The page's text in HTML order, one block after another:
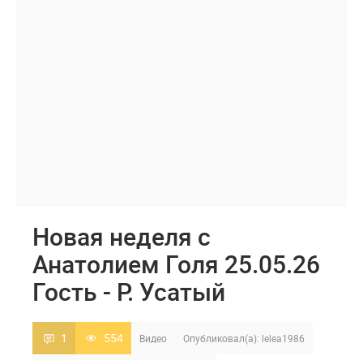
Новая неделя с
Анатолием Голя 25.05.26
Гость - Р. Усатый
1 554 Видео Опубликовал(а): lelea1986